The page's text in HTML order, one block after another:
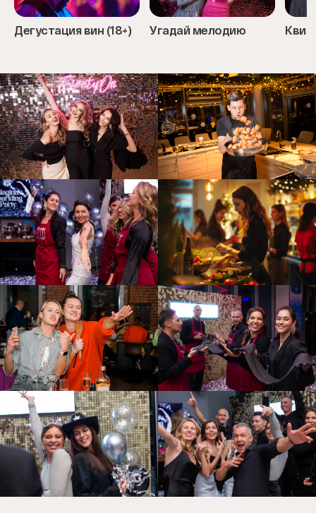
Дегустация вин (18+) Угадай мелодию Квиз
1
of
5